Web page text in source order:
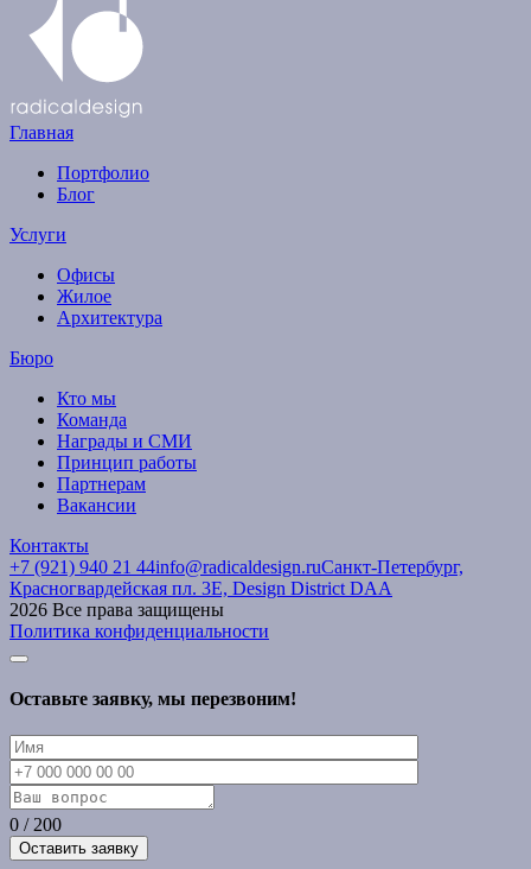
Главная
Портфолио
Блог
Услуги
Офисы
Жилое
Архитектура
Бюро
Кто мы
Команда
Награды и СМИ
Принцип работы
Партнерам
Вакансии
Контакты
+7 (921) 940 21 44info@radicaldesign.ruСанкт-Петербург,
Красногвардейская пл. 3Е, Design District DAA
2026 Все права защищены
Политика конфиденциальности
Оставьте заявку, мы перезвоним!
0 / 200